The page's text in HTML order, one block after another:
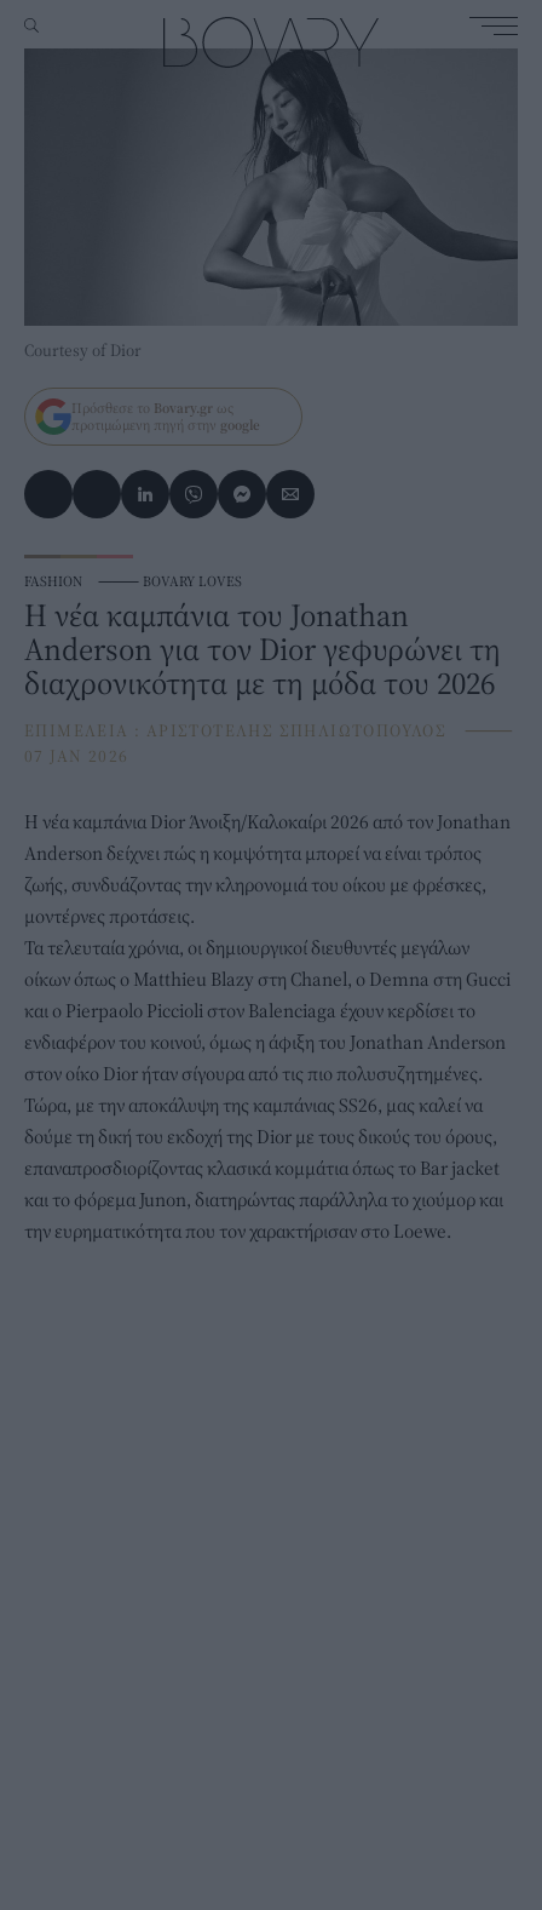
Courtesy of Dior
Πρόσθεσε το Bovary.gr ως
προτιμώμενη πηγή στην google
FASHION ⸻ BOVARY LOVES
Η νέα καμπάνια του Jonathan
Anderson για τον Dior γεφυρώνει τη
διαχρονικότητα με τη μόδα του 2026
ΕΠΙΜΕΛΕΙΑ : ΑΡΙΣΤΟΤΕΛΗΣ ΣΠΗΛΙΩΤΟΠΟΥΛΟΣ
⸻
07 JAN 2026
Η νέα καμπάνια Dior Άνοιξη/Καλοκαίρι 2026 από τον Jonathan
Anderson δείχνει πώς η κομψότητα μπορεί να είναι τρόπος
ζωής, συνδυάζοντας την κληρονομιά του οίκου με φρέσκες,
μοντέρνες προτάσεις.
Τα τελευταία χρόνια, οι δημιουργικοί διευθυντές μεγάλων
οίκων όπως ο Matthieu Blazy στη Chanel, ο Demna στη Gucci
και ο Pierpaolo Piccioli στον Balenciaga έχουν κερδίσει το
ενδιαφέρον του κοινού, όμως η άφιξη του Jonathan Anderson
στον οίκο Dior ήταν σίγουρα από τις πιο πολυσυζητημένες.
Τώρα, με την αποκάλυψη της καμπάνιας SS26, μας καλεί να
δούμε τη δική του εκδοχή της Dior με τους δικούς του όρους,
επαναπροσδιορίζοντας κλασικά κομμάτια όπως το Bar jacket
και το φόρεμα Junon, διατηρώντας παράλληλα το χιούμορ και
την ευρηματικότητα που τον χαρακτήρισαν στο Loewe.